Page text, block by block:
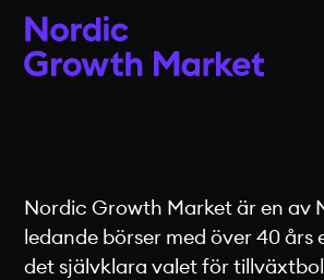
Nordic Growth Market är en av
ledande börser med över 40
det självklara valet för